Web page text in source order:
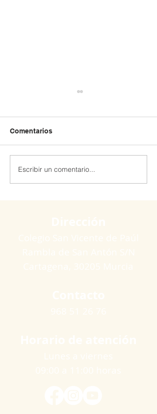
Extraescolar patinaje y
hockey línea 🏒🛼
Comentarios
Escribir un comentario...